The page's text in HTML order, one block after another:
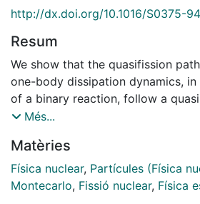
http://dx.doi.org/10.1016/S0375-
Resum
We show that the quasifission
one-body dissipation dynamics,
of a binary reaction, follow a
represents a sequence of states of
establishes the use of the
evaporation model in the case of
evolving systems. Pre- and post-
Més...
Matèries
Física nuclear, Partícules (Física
Montecarlo, Fissió nuclear, Física